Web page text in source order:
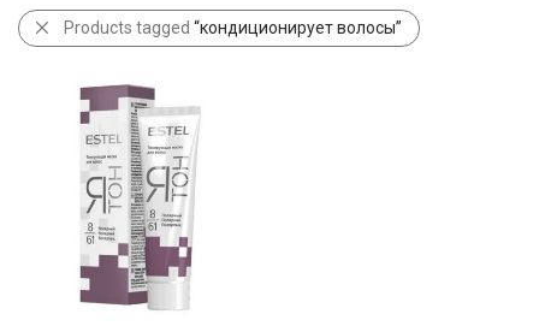
Все
Уход за волосами
Порошок и крема
Краска и Океслители
Уход и стайлинг
Другие товары
Products tagged “кондиционирует волосы”